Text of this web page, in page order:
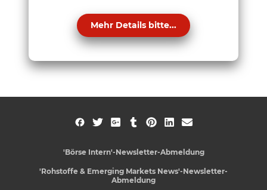
Mehr Details bitte...
'Börse Intern'-Newsletter-Abmeldung
'Rohstoffe & Emerging Markets News'-Newsletter-
Abmeldung